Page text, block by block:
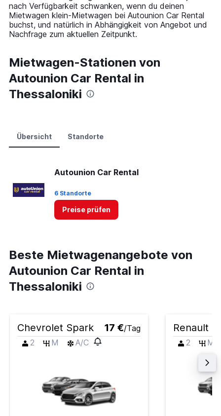
axis
displaying
values.
Range:
to
60.
nach Verfügbarkeit schwanken, wenn du deinen
Mietwagen klein-Mietwagen bei Autounion Car Rental
buchst, und natürlich in Abhängigkeit von Angebot und
Nachfrage zum aktuellen Zeitpunkt.
Mietwagen-Stationen von
Autounion Car Rental in
Thessaloniki
Übersicht Standorte
Autounion Car Rental
6 Standorte
Preise prüfen
Beste Mietwagenangebote von
Autounion Car Rental in
Thessaloniki
Chevrolet Spark 17 €/Tag
2
M A/C
Renault
2 M